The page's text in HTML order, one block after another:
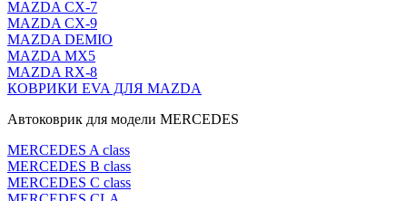
MAZDA CX-7
MAZDA CX-9
MAZDA DEMIO
MAZDA MX5
MAZDA RX-8
КОВРИКИ EVA ДЛЯ MAZDA
Автоковрик для модели MERCEDES
MERCEDES A class
MERCEDES B class
MERCEDES C class